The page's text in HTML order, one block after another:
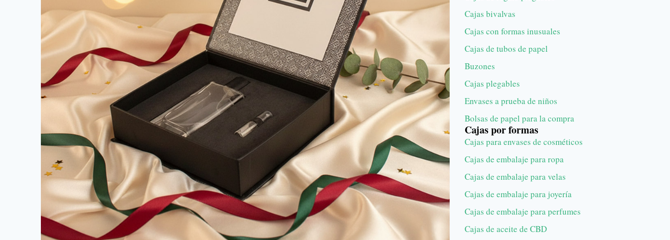
Cajas bivalvas
Cajas con formas inusuales
Cajas de tubos de papel
Buzones
Cajas plegables
Envases a prueba de niños
Bolsas de papel para la compra
Cajas por formas
Cajas para envases de cosméticos
Cajas de embalaje para ropa
Cajas de embalaje para velas
Cajas de embalaje para joyería
Cajas de embalaje para perfumes
Cajas de aceite de CBD